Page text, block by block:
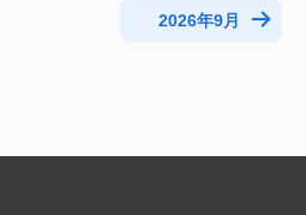
2026年9月